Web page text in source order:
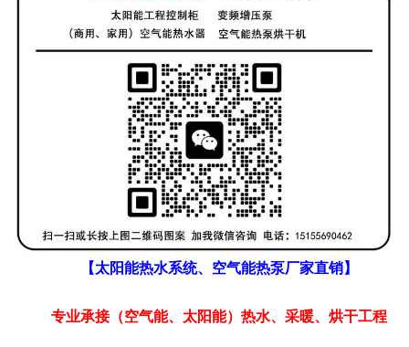
【太阳能热水系统、空气能热泵厂家直销】
专业承接（空气能、太阳能）热水、采暖、烘干工程